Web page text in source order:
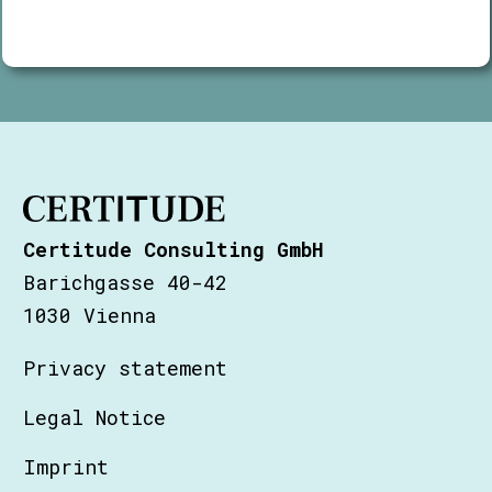
Certitude Consulting GmbH
Barichgasse 40-42
1030 Vienna
Privacy statement
Legal Notice
Imprint